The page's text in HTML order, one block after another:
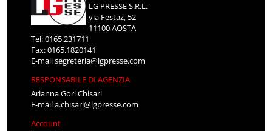
LG PRESSE S.R.L.
via Festaz, 52
11100 AOSTA
Tel: 0165.231711
Fax: 0165.1820141
E-mailsegreteria@lgpresse.com
RESPONSABILE DI AGENZIA
Arianna Gori Chisari
E-maila.chisari@lgpresse.com
Account